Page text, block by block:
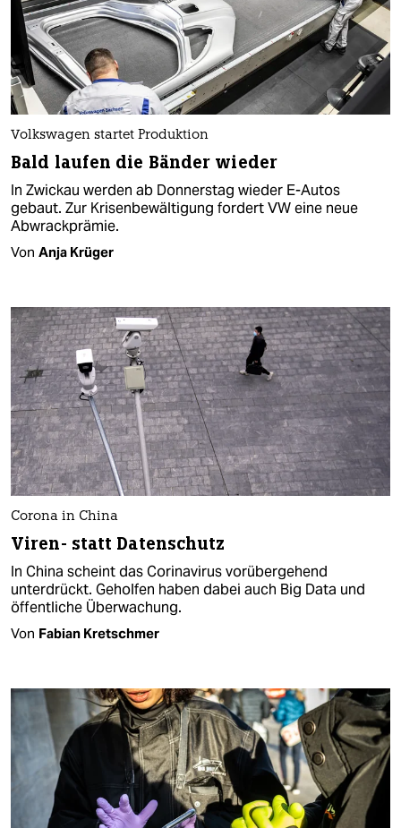
Volkswagen startet Produktion
Bald laufen die Bänder wieder
In Zwickau werden ab Donnerstag wieder E-Autos
gebaut. Zur Krisenbewältigung fordert VW eine neue
Abwrackprämie.
Von Anja Krüger
Corona in China
Viren- statt Datenschutz
In China scheint das Corinavirus vorübergehend
unterdrückt. Geholfen haben dabei auch Big Data und
öffentliche Überwachung.
Von Fabian Kretschmer